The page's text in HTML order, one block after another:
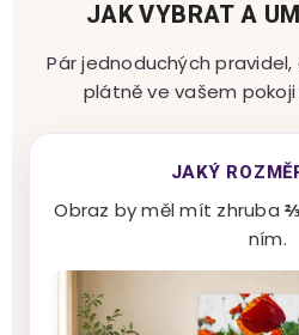
JAK VYBRAT A
Pár jednoduchých
plátně ve vašem pokoji
JAKÝ
Obraz by měl mít zhruba
ním.